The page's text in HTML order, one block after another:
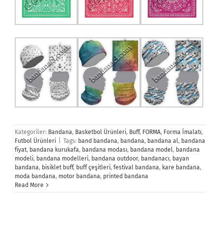
Kategoriler: Bandana, Basketbol Ürünleri, Buff, FORMA, Forma İmalatı,
Futbol Ürünleri
Tags: band bandana, bandana, bandana al, bandana
fiyat, bandana kurukafa, bandana modası, bandana model, bandana
modeli, bandana modelleri, bandana outdoor, bandanacı, bayan
bandana, bisiklet buff, buff çeşitleri, festival bandana, kare bandana,
moda bandana, motor bandana, printed bandana
Read More